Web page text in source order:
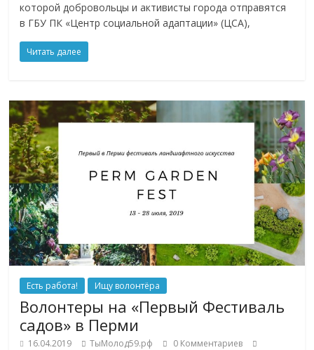
которой добровольцы и активисты города отправятся
в ГБУ ПК «Центр социальной адаптации» (ЦСА),
Читать далее
Есть работа! Ищу волонтёра
Волонтеры на «Первый Фестиваль
садов» в Перми
16.04.2019 ТыМолод59.рф
0 Комментариев